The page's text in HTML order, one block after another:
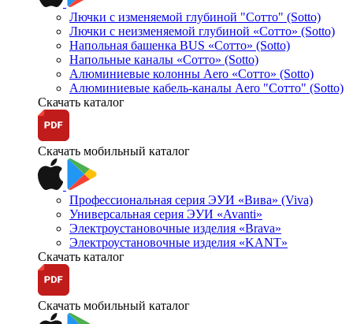
Лючки с изменяемой глубиной "Сотто" (Sotto)
Лючки с неизменяемой глубиной «Сотто» (Sotto)
Напольная башенка BUS «Сотто» (Sotto)
Напольные каналы «Сотто» (Sotto)
Алюминиевые колонны Aero «Сотто» (Sotto)
Алюминиевые кабель-каналы Aero "Сотто" (Sotto)
Скачать каталог
Скачать мобильный каталог
Профессиональная серия ЭУИ «Вива» (Viva)
Универсальная серия ЭУИ «Avanti»
Электроустановочные изделия «Brava»
Электроустановочные изделия «KANT»
Скачать каталог
Скачать мобильный каталог